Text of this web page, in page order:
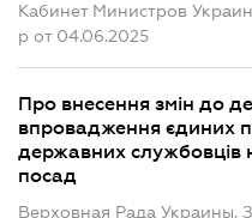
Кабинет Министров
р от 04.06.2025
Про внесення змін до
впровадження єдиних
державних службовців
посад
Верховная Рада Украины,